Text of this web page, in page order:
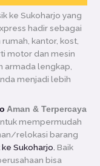
ke Sukoharjo yang
hadir sebagai
kantor, kost,
motor dan mesin
armada lengkap,
menjadi lebih
Aman & Terpercaya
mempermudah
relokasi barang
Sukoharjo. Baik
bisa